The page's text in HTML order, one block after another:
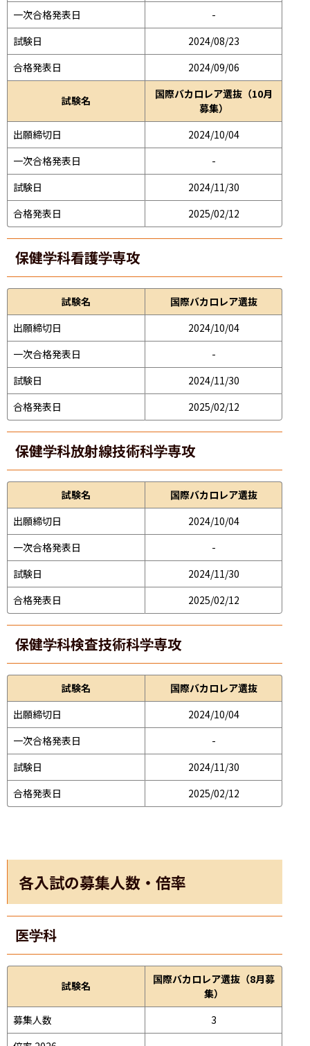
一次合格発表日
-
試験日
2024/08/23
合格発表日
2024/09/06
試験名
国際バカロレア選抜（10月
募集）
出願締切日
2024/10/04
一次合格発表日
-
試験日
2024/11/30
合格発表日
2025/02/12
保健学科看護学専攻
試験名
国際バカロレア選抜
出願締切日
2024/10/04
一次合格発表日
-
試験日
2024/11/30
合格発表日
2025/02/12
保健学科放射線技術科学専攻
試験名
国際バカロレア選抜
出願締切日
2024/10/04
一次合格発表日
-
試験日
2024/11/30
合格発表日
2025/02/12
保健学科検査技術科学専攻
試験名
国際バカロレア選抜
出願締切日
2024/10/04
一次合格発表日
-
試験日
2024/11/30
合格発表日
2025/02/12
各入試の募集人数・倍率
医学科
試験名
国際バカロレア選抜（8月募
集）
募集人数
3